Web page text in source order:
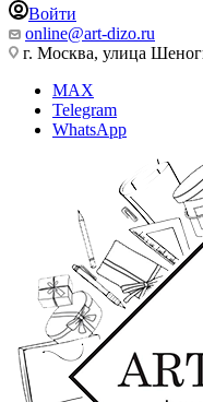
Войти
online@art-dizo.ru
г. Москва, улица
MAX
Telegram
WhatsApp